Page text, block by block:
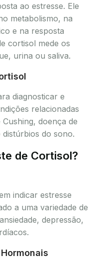
ao estresse. Ele
metabolismo, na
e na resposta
cortisol mede os
urina ou saliva.
diagnosticar e
relacionadas
doença de
do sono.
de Cortisol?
indicar estresse
a uma variedade de
depressão,